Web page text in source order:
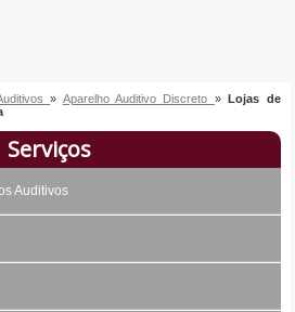
» Aparelho Auditivo Discreto »Lojas de
Serviços
Auditivos